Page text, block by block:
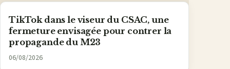
TikTok dans le viseur du CSAC, une
fermeture envisagée pour contrer la
propagande du M23
06/08/2026